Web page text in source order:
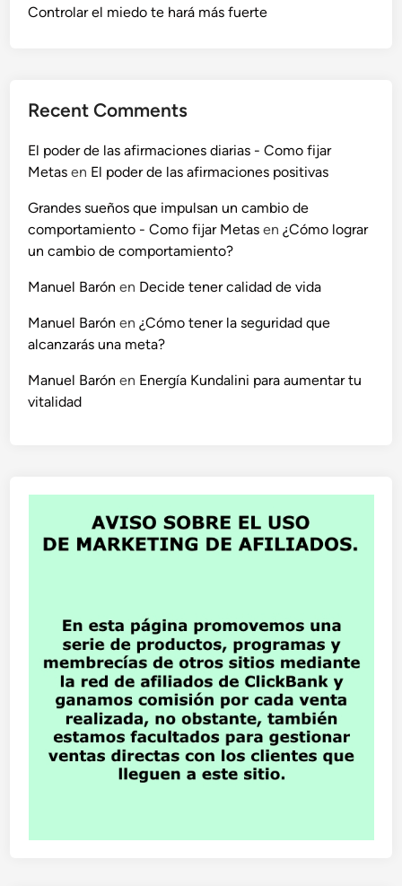
Controlar el miedo te hará más fuerte
Recent Comments
El poder de las afirmaciones diarias - Como fijar
Metas en El poder de las afirmaciones positivas
Grandes sueños que impulsan un cambio de
comportamiento - Como fijar Metas en¿Cómo lograr
un cambio de comportamiento?
Manuel Barón en Decide tener calidad de vida
Manuel Barón en¿Cómo tener la seguridad que
alcanzarás una meta?
Manuel Barón en Energía Kundalini para aumentar tu
vitalidad